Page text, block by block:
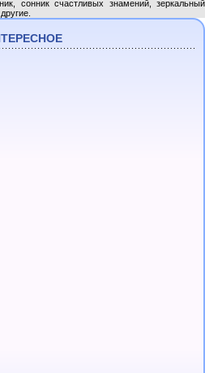
сонник счастливых знамений, зеркальный